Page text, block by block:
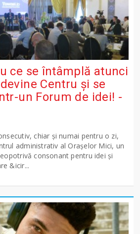
ce se întâmplă atunci
Centru și se
un Forum de idei! -
chiar și numai pentru o zi,
administrativ al Orașelor Mici, un
consonant pentru idei și
&icir...